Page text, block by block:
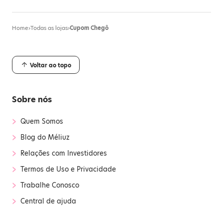
Home›Todas as lojas›Cupom Chegô
Voltar ao topo
Sobre nós
› Quem Somos
› Blog do Méliuz
› Relações com Investidores
› Termos de Uso e Privacidade
› Trabalhe Conosco
› Central de ajuda